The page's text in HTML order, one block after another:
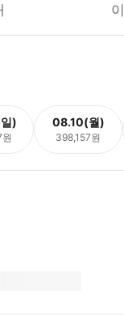
) 08.10(월)
398,157원